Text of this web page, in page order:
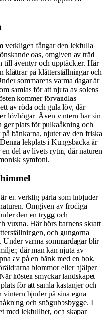
verkligen fångar den lekfulla
oas, omgiven av träd
till äventyr och upptäckter. Här
klättrar på klätterställningar och
sommarens varma dagar är
samlas för att njuta av solens
kommer förvandlas
av röda och gula löv, där
lövhögar. Även vintern har sin
ger plats för pulkaåkning och
bänkarna, njuter av den friska
lekplats i Kungsbacka är
del av livets rytm, där naturen
symfoni.
en verklig pärla som inbjuder
Omgiven av frodiga
den en trygg och
vuxna. Här hörs barnens skratt
och gungorna
Under varma sommardagar blir
där man kan njuta av
av på en bänk med en bok.
blommor eller hjälper
hösten smyckar landskapet
för att samla kastanjer och
bjuder på sina egna
och snögubbsbygge. I
med lekfullhet, och skapar